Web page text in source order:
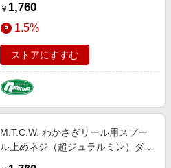
チタンゴールド
￥ 1,760
1.5%
ストアにすすむ
M.T.C.W. わかさぎリール用スプー
ル止めネジ（超ジュラルミン）ダイ